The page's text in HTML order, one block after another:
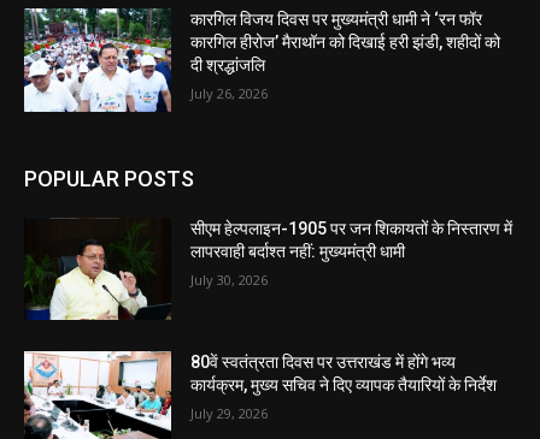
कारगिल विजय दिवस पर मुख्यमंत्री धामी ने ‘रन फॉर
कारगिल हीरोज’ मैराथॉन को दिखाई हरी झंडी, शहीदों को
दी श्रद्धांजलि
July 26, 2026
POPULAR POSTS
सीएम हेल्पलाइन-1905 पर जन शिकायतों के निस्तारण में
लापरवाही बर्दाश्त नहीं: मुख्यमंत्री धामी
July 30, 2026
80वें स्वतंत्रता दिवस पर उत्तराखंड में होंगे भव्य
कार्यक्रम, मुख्य सचिव ने दिए व्यापक तैयारियों के निर्देश
July 29, 2026